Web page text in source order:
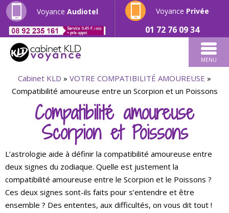
Voyance Audiotel Voyance Privée
01 72 76 09 34
MENU
Cabinet KLD » VOTRE COMPATIBILITÉ AMOUREUSE »
Compatibilité amoureuse entre un Scorpion et un Poissons
Compatibilité amoureuse
Scorpion et Poissons
L’astrologie aide à définir la compatibilité amoureuse entre
deux signes du zodiaque. Quelle est justement la
compatibilité amoureuse entre le Scorpion et le Poissons ?
Ces deux signes sont-ils faits pour s’entendre et être
ensemble ? Des ententes, aux difficultés, on vous dit tout !